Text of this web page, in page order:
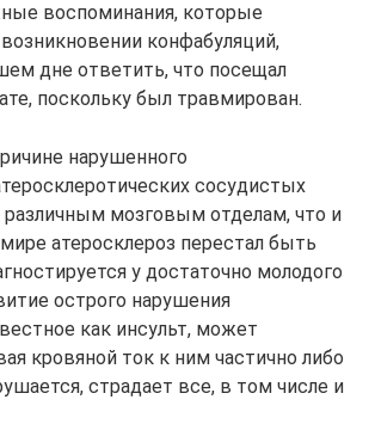
воспоминания, которые
конфабуляций,
дне ответить, что посещал
поскольку был травмирован.
нарушенного
сосудистых
мозговым отделам, что и
атеросклероз перестал быть
у достаточно молодого
острого нарушения
как инсульт, может
кровяной ток к ним частично либо
страдает все, в том числе и